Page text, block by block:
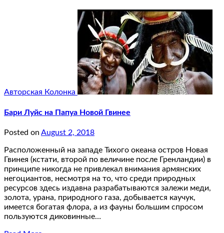
Авторская Колонка
Бари Луйс на Папуа Новой Гвинее
Posted on August 2, 2018
Расположенный на западе Тихого океана остров Новая
Гвинея (кстати, второй по величине после Гренландии) в
принципе никогда не привлекал внимания армянских
негоциантов, несмотря на то, что среди природных
ресурсов здесь издавна разрабатываются залежи меди,
золота, урана, природного газа, добывается каучук,
имеется богатая флора, а из фауны большим спросом
пользуются диковинные…